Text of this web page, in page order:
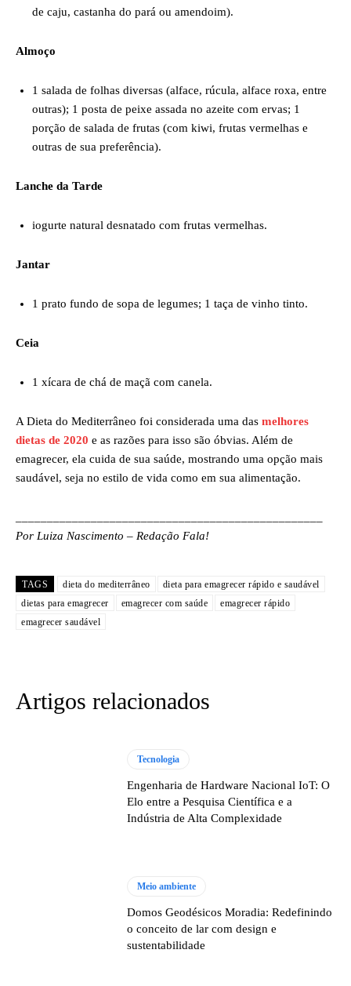
de caju, castanha do pará ou amendoim).
Almoço
1 salada de folhas diversas (alface, rúcula, alface roxa, entre
outras); 1 posta de peixe assada no azeite com ervas; 1
porção de salada de frutas (com kiwi, frutas vermelhas e
outras de sua preferência).
Lanche da Tarde
iogurte natural desnatado com frutas vermelhas.
Jantar
1 prato fundo de sopa de legumes; 1 taça de vinho tinto.
Ceia
1 xícara de chá de maçã com canela.
A Dieta do Mediterrâneo foi considerada uma das melhores
dietas de 2020 e as razões para isso são óbvias. Além de
emagrecer, ela cuida de sua saúde, mostrando uma opção mais
saudável, seja no estilo de vida como em sua alimentação.
Por Luiza Nascimento – Redação Fala!
TAGS dieta do mediterrâneo
dieta para emagrecer rápido e saudável
dietas para emagrecer
emagrecer com saúde
emagrecer rápido
emagrecer saudável
Artigos relacionados
Tecnologia
Engenharia de Hardware Nacional IoT: O
Elo entre a Pesquisa Científica e a
Indústria de Alta Complexidade
Meio ambiente
Domos Geodésicos Moradia: Redefinindo
o conceito de lar com design e
sustentabilidade